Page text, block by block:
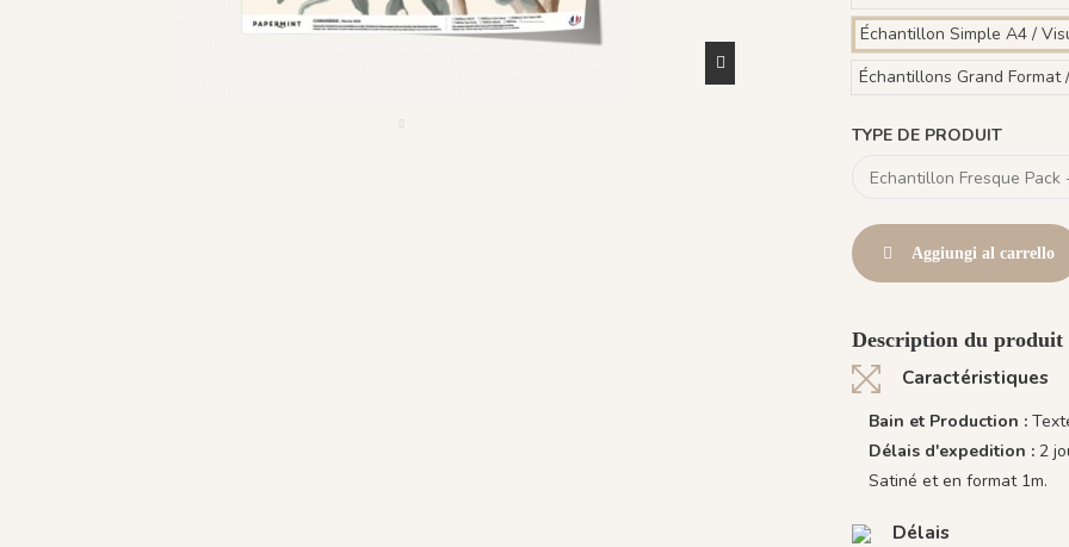
Échantillon Simple A4 /
Échantillons Grand Format
TYPE DE PRODUIT
Aggiungi al carrello
Description du produit
Caractéristiques
Bain et Production :
Délais d'expedition : 2
Satiné et en format 1m.
Délais